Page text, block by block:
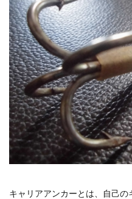
キャリアアンカーとは、自己の